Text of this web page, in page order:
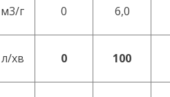
м3/г 0 6,0
л/хв 0 100